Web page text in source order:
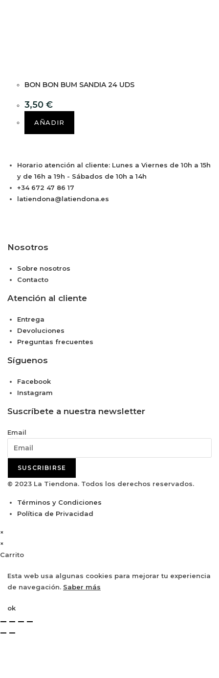
BON BON BUM SANDIA 24 UDS
3,50 €
AÑADIR
Horario atención al cliente: Lunes a Viernes de 10h a 15h
y de 16h a 19h - Sábados de 10h a 14h
+34 672 47 86 17
latiendona@latiendona.es
Nosotros
Sobre nosotros
Contacto
Atención al cliente
Entrega
Devoluciones
Preguntas frecuentes
Síguenos
Facebook
Instagram
Suscríbete a nuestra newsletter
Email
SUSCRIBIRSE
© 2023 La Tiendona. Todos los derechos reservados.
Términos y Condiciones
Política de Privacidad
×
×
Carrito
Esta web usa algunas cookies para mejorar tu experiencia
de navegación. Saber más
ok